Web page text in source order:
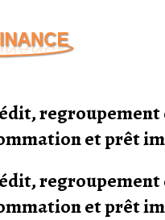
regroupement
et prêt
regroupement
et prêt